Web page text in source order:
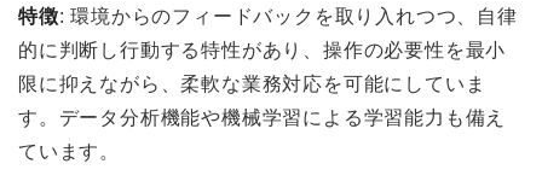
特徴: 環境からのフィードバックを取り入れつつ、自律
的に判断し行動する特性があり、操作の必要性を最小
限に抑えながら、柔軟な業務対応を可能にしていま
す。データ分析機能や機械学習による学習能力も備え
ています。